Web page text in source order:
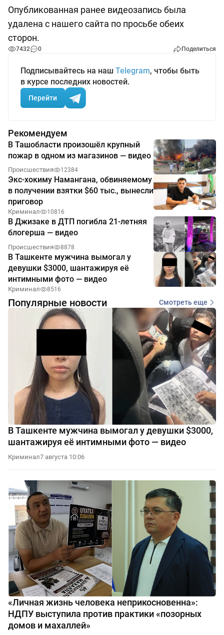
Опубликованная ранее видеозапись была
удалена с нашего сайта по просьбе обеих
сторон.
7432 0 Поделиться
Подписывайтесь на наш Telegram, чтобы быть
в курсе последних новостей.
Перейти
Рекомендуем
В Ташобласти произошёл крупный
пожар в одном из магазинов — видео
Происшествия 12384
Экс-хокиму Намангана, обвиняемому
в получении взятки $60 тыс., вынесли
приговор
Криминал 10816
В Джизаке в ДТП погибла 21-летняя
блогерша — видео
Происшествия 8878
В Ташкенте мужчина вымогал у
девушки $3000, шантажируя её
интимными фото — видео
Криминал 8516
Популярные новости Смотреть еще
В Ташкенте мужчина вымогал у девушки $3000,
шантажируя её интимными фото — видео
Криминал7 августа 10:06
«Личная жизнь человека неприкосновенна»:
НДПУ выступила против практики «позорных
домов и махаллей»